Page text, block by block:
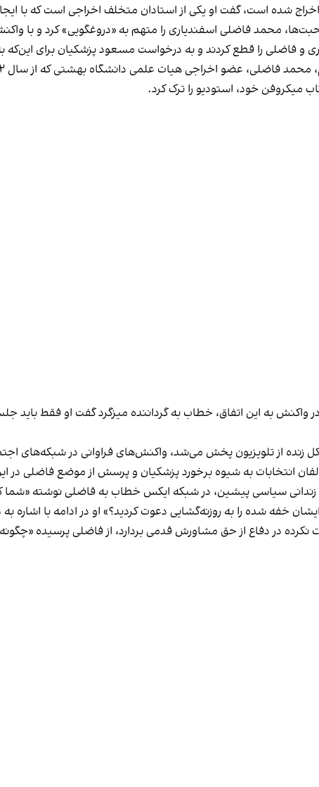
شده است، گفت او یکی از استادان متخلف اخراجی است که با
محمد فاضلی اسفندیاری را متهم به «دروغگویی» کرد و با
و فاضلی را قطع کردند و به درخواست مسعود پزشکیان برای
میکروفن خود، استودیو را ترک کرد.
به این اتفاق، خطاب به گرداننده میزگرد گفت او فقط باید
زنده از تلویزیون پخش می‌شد، واکنش‌های فراوانی در شبکه‌های
انتخابات به شیوه برخورد پزشکیان و پرسش از موضع فاضلی در
سیاسی پیشین، در شبکه ایکس خطاب به فاضلی نوشته «شما